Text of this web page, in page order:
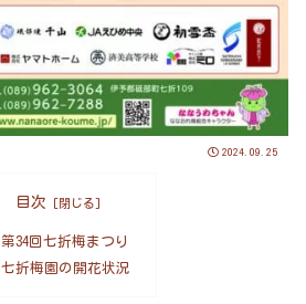
2024.09.25
目次
第34回七折梅まつり
七折梅園の開花状況